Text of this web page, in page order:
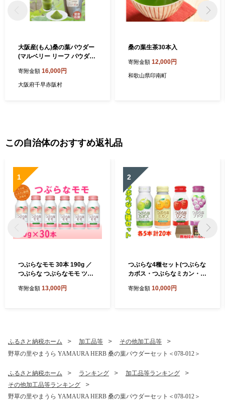
大阪産(もん)桑の葉パウダー
(マルベリー リーフ パウダー
寄附金額 16,000円
大阪府千早赤阪村
桑の葉生茶30本入
寄附金額 12,000円
和歌山県印南町
この自治体のおすすめ返礼品
1
つぶらなモモ 30本 190g ／
つぶらな つぶらなモモ ツブ
清涼飲料水 人気 子供 おすす
ゼント セット 贈答 家庭用 J
Aフーズおおいた スピード
スピード発送 ＜131-106＞
寄附金額 13,000円
2
つぶらな4種セット(つぶらな
カボス・つぶらなミカン・つ
ウ)各190g×5本 計20本 ／ つ
かぼす 飲料 20本 詰めあわせ
セット 家庭用 エコ包装 JAフ
ーズおおいた スピード スピ
寄附金額 10,000円
ふるさと納税ホーム 加工品等
その他加工品等
野草の里やまうら YAMAURA HERB 桑の葉パウダーセット＜078-012＞
ふるさと納税ホーム ランキング
加工品等ランキング
その他加工品等ランキング
野草の里やまうら YAMAURA HERB 桑の葉パウダーセット＜078-012＞